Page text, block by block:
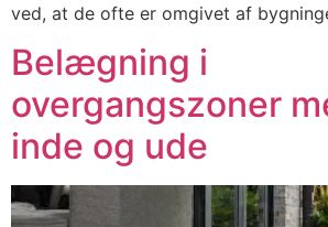
ved, at de ofte er omgivet af
Belægning i
overgangszoner
inde og ude